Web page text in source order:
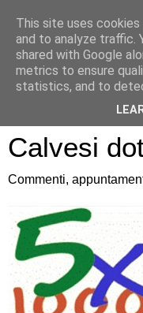
Calvesi
Commenti,
This site uses
and to analyze traffic.
shared with Google
metrics to ensure
statistics, and to